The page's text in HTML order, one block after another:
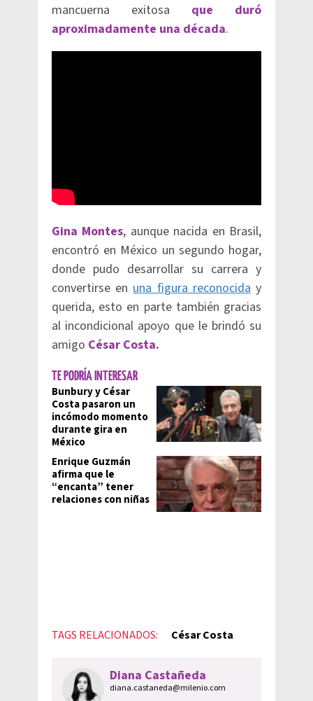
mancuerna exitosa que duró
aproximadamente una década.
Gina Montes, aunque nacida en Brasil,
encontró en México un segundo hogar,
donde pudo desarrollar su carrera y
convertirse enuna figura reconociday
querida, esto en parte también gracias
al incondicional apoyo que le brindó su
amigo César Costa.
TE PODRÍA INTERESAR
Bunbury y César
Costa pasaron un
incómodo momento
durante gira en
México
Enrique Guzmán
afirma que le
“encanta” tener
relaciones con niñas
TAGS RELACIONADOS: César Costa
Diana Castañeda
diana.castaneda@milenio.com